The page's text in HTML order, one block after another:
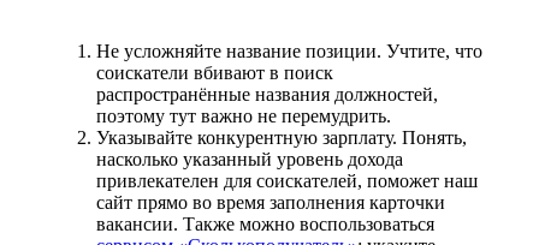
Не усложняйте название позиции. Учтите, что
соискатели вбивают в поиск
распространённые названия должностей,
поэтому тут важно не перемудрить.
Указывайте конкурентную зарплату. Понять,
насколько указанный уровень дохода
привлекателен для соискателей, поможет наш
сайт прямо во время заполнения карточки
вакансии. Также можно воспользоваться